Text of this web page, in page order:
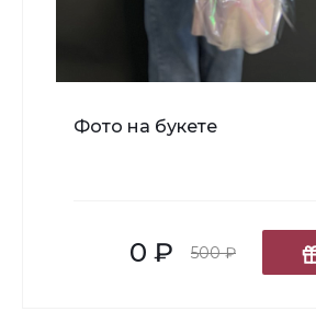
Мишка Мини №1
В корзину
Фото на букете
0 ₽ 500 ₽